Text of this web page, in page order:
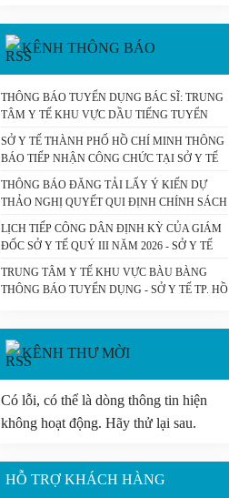
KHÁNG VI RÚT HIV CHO NGƯỜI NHIỄM
HIV/AIDS TRÊN ĐỊA BÀN THÀNH PHỐ HỒ
KÊNH THÔNG BÁO
THÔNG BÁO TUYỂN DỤNG BÁC SĨ: TRUNG
TÂM Y TẾ KHU VỰC DẦU TIẾNG TUYỂN
DỤNG - SỞ Y TẾ TP. HỒ CHÍ MINH
SỞ Y TẾ THÀNH PHỐ HỒ CHÍ MINH THÔNG
BÁO TIẾP NHẬN CÔNG CHỨC TẠI SỞ Y TẾ
THÀNH PHỐ HỒ CHÍ MINH - SỞ Y TẾ TP. HỒ
CHÍ MINH
THÔNG BÁO ĐĂNG TẢI LẤY Ý KIẾN DỰ
THẢO NGHỊ QUYẾT QUI ĐỊNH CHÍNH SÁCH
HỖ TRỢ CHI PHÍ KHÁM BỆNH, CHỮA BỆNH
CHO NGƯỜI BỆNH CHẠY THẬN NHÂN TẠO
VÀ DỰ THẢO NGHỊ QUYẾT CỦA HỘI ĐỒNG
NHÂN DÂN THÀNH PHỐ QUY ĐỊNH MỨC
HỖ TRỢ ĐÓNG BẢO HIỂM Y TẾ CHO NGƯỜI
CHÍ MINH
LỊCH TIẾP CÔNG DÂN ĐỊNH KỲ CỦA GIÁM
ĐỐC SỞ Y TẾ QUÝ III NĂM 2026 - SỞ Y TẾ
TP. HỒ CHÍ MINH
TRUNG TÂM Y TẾ KHU VỰC BÀU BÀNG
THÔNG BÁO TUYỂN DỤNG - SỞ Y TẾ TP. HỒ
KÊNH THƯ MỜI
Có lỗi, có thể là dòng thông tin hiện
không hoạt động. Hãy thử lại sau.
HỖ TRỢ KHÁCH HÀNG